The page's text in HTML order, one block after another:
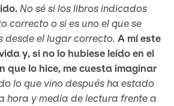
No sé si los libros indicados
correcto o si es uno el que se
desde el lugar correcto. A mí este
y, si no lo hubiese leído en el
que lo hice, me cuesta imaginar
lo que vino después ha estado
hora y media de lectura frente a